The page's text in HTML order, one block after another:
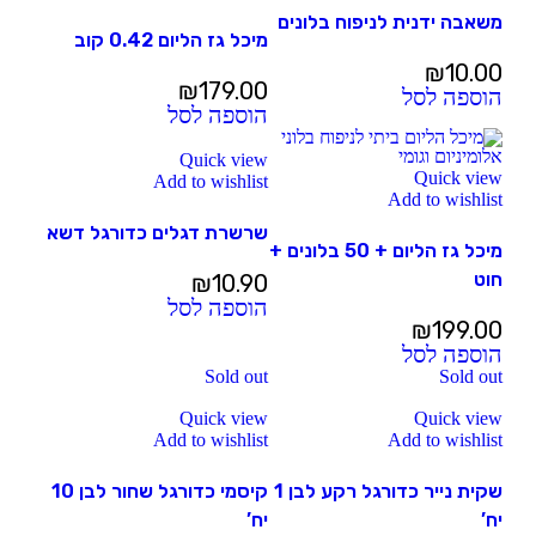
משאבה ידנית לניפוח בלונים
₪10.00
הוספה לסל
מיכל גז הליום 0.42 קוב
₪179.00
הוספה לסל
Quick view
Add to wishlist
מיכל גז הליום + 50 בלונים +
חוט
₪199.00
הוספה לסל
Quick view
Add to wishlist
שרשרת דגלים כדורגל דשא
₪10.90
הוספה לסל
Sold out
Quick view
Add to wishlist
שקית נייר כדורגל רקע לבן 1
יח’
Sold out
Quick view
Add to wishlist
קיסמי כדורגל שחור לבן 10
יח’